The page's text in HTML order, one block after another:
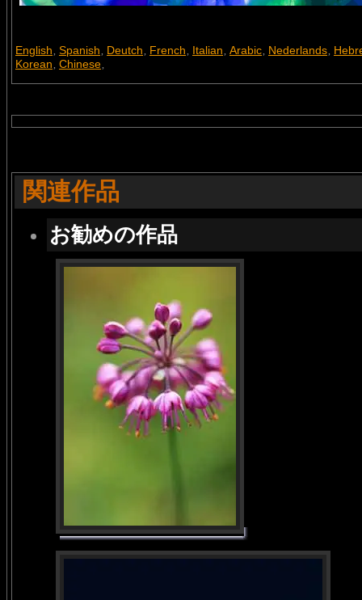
English, Spanish, Deutch, French, Italian, Arabic, Nederlands,
Korean, Chinese,
関連作品
お勧めの作品